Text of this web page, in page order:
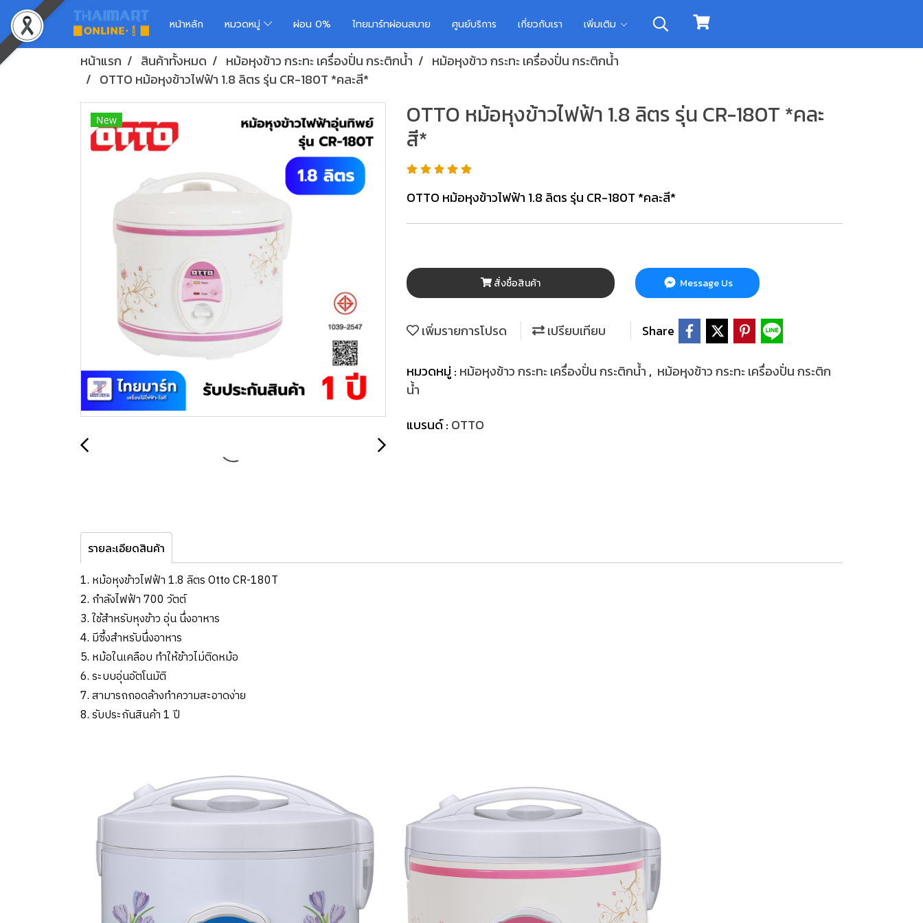
หน้าหลัก หมวดหมู่ ผ่อน 0% ไทยมาร์ทผ่อนสบาย ศูนย์บริการ เกี่ยวกับเรา เพิ่มเติม
หน้าแรก สินค้าทั้งหมด หม้อหุงข้าว กระทะ เครื่องปั่น กระติกน้ำ
หม้อหุงข้าว กระทะ เครื่องปั่น กระติกน้ำ
OTTO หม้อหุงข้าวไฟฟ้า 1.8 ลิตร รุ่น CR-180T *คละสี*
New
OTTO หม้อหุงข้าวไฟฟ้า 1.8 ลิตร รุ่น CR-180T *คละ
สี*
OTTO หม้อหุงข้าวไฟฟ้า 1.8 ลิตร รุ่น CR-180T *คละสี*
สั่งซื้อสินค้า Message Us
เพิ่มรายการโปรด เปรียบเทียบ Share
หมวดหมู่ : หม้อหุงข้าว กระทะ เครื่องปั่น กระติกน้ำ , หม้อหุงข้าว กระทะ เครื่องปั่น กระติก
น้ำ
แบรนด์ : OTTO
รายละเอียดสินค้า
1. หม้อหุงข้าวไฟฟ้า 1.8 ลิตร Otto CR-180T
2. กำลังไฟฟ้า 700 วัตต์
3. ใช้สำหรับหุงข้าว อุ่น นึ่งอาหาร
4. มีซึ้งสำหรับนึ่งอาหาร
5. หม้อในเคลือบ ทำให้ข้าวไม่ติดหม้อ
6. ระบบอุ่นอัตโนมัติ
7. สามารถถอดล้างทำความสะอาดง่าย
8. รับประกันสินค้า 1 ปี